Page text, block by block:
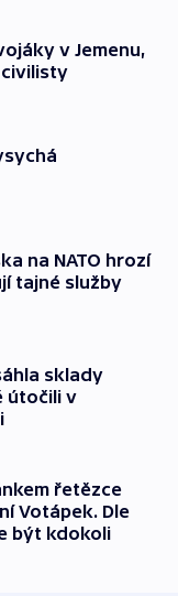
v Jemenu,
civilisty
na NATO hrozí
tajné služby
sklady
útočili v
řetězce
Votápek. Dle
být kdokoli